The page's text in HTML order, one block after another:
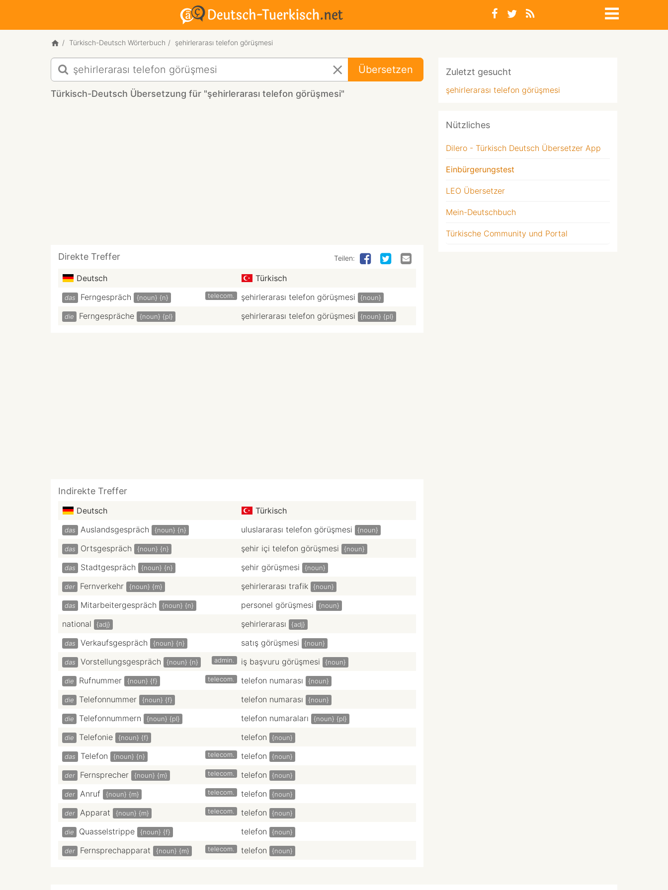
Türkisch-Deutsch Wörterbuch şehirlerarası telefon görüşmesi
Türkisch-
Deutsch
Übersetzung
für
Übersetzen
Türkisch-Deutsch Übersetzung für "şehirlerarası telefon görüşmesi"
Direkte Treffer Teilen:
Deutsch Türkisch
das Ferngespräch {noun} {n} telecom. şehirlerarası telefon görüşmesi {noun}
die Ferngespräche {noun} {pl} şehirlerarası telefon görüşmesi {noun} {pl}
Indirekte Treffer
Deutsch Türkisch
das Auslandsgespräch {noun} {n} uluslararası telefon görüşmesi {noun}
das Ortsgespräch {noun} {n} şehir içi telefon görüşmesi {noun}
das Stadtgespräch {noun} {n} şehir görüşmesi {noun}
der Fernverkehr {noun} {m} şehirlerarası trafik {noun}
das Mitarbeitergespräch {noun} {n} personel görüşmesi {noun}
national {adj} şehirlerarası {adj}
das Verkaufsgespräch {noun} {n} satış görüşmesi {noun}
das Vorstellungsgespräch {noun} {n} admin. iş başvuru görüşmesi {noun}
die Rufnummer {noun} {f} telecom. telefon numarası {noun}
die Telefonnummer {noun} {f} telefon numarası {noun}
die Telefonnummern {noun} {pl} telefon numaraları {noun} {pl}
die Telefonie {noun} {f} telefon {noun}
das Telefon {noun} {n} telecom. telefon {noun}
der Fernsprecher {noun} {m} telecom. telefon {noun}
der Anruf {noun} {m} telecom. telefon {noun}
der Apparat {noun} {m} telecom. telefon {noun}
die Quasselstrippe {noun} {f} telefon {noun}
der Fernsprechapparat {noun} {m} telecom. telefon {noun}
Zuletzt gesucht
şehirlerarası telefon görüşmesi
Nützliches
Dilero - Türkisch Deutsch Übersetzer App
Einbürgerungstest
LEO Übersetzer
Mein-Deutschbuch
Türkische Community und Portal